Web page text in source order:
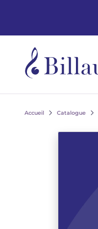
Accueil Catalogue